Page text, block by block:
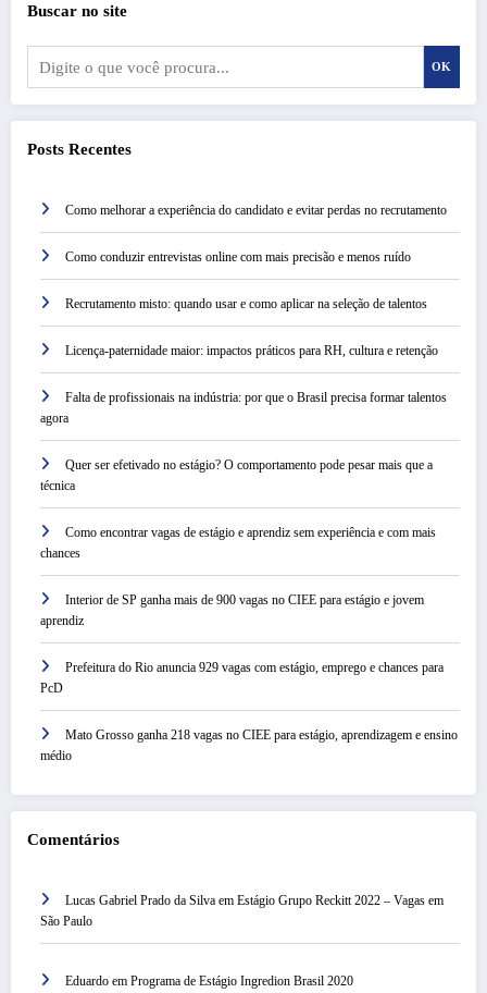
Buscar no site
OK
Posts Recentes
Como melhorar a experiência do candidato e evitar perdas no recrutamento
Como conduzir entrevistas online com mais precisão e menos ruído
Recrutamento misto: quando usar e como aplicar na seleção de talentos
Licença-paternidade maior: impactos práticos para RH, cultura e retenção
Falta de profissionais na indústria: por que o Brasil precisa formar talentos
agora
Quer ser efetivado no estágio? O comportamento pode pesar mais que a
técnica
Como encontrar vagas de estágio e aprendiz sem experiência e com mais
chances
Interior de SP ganha mais de 900 vagas no CIEE para estágio e jovem
aprendiz
Prefeitura do Rio anuncia 929 vagas com estágio, emprego e chances para
PcD
Mato Grosso ganha 218 vagas no CIEE para estágio, aprendizagem e ensino
médio
Comentários
Lucas Gabriel Prado da Silva em Estágio Grupo Reckitt 2022 – Vagas em
São Paulo
Eduardo em Programa de Estágio Ingredion Brasil 2020